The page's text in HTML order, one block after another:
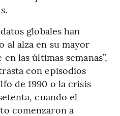
globales han
al alza en su mayor
las últimas semanas”,
con episodios
de 1990 o la crisis
cuando el
comenzaron a